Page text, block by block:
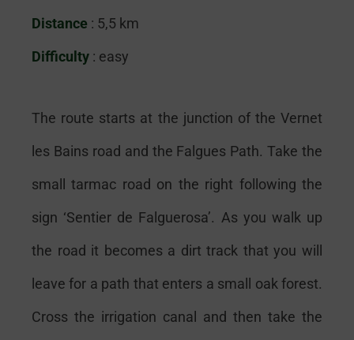
Distance : 5,5 km
Difficulty : easy
The route starts at the junction of the Vernet
les Bains road and the Falgues Path. Take the
small tarmac road on the right following the
sign ‘Sentier de Falguerosa’. As you walk up
the road it becomes a dirt track that you will
leave for a path that enters a small oak forest.
Cross the irrigation canal and then take the